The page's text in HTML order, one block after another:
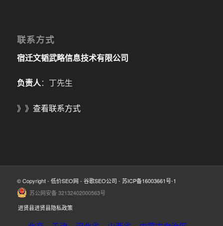
联系方式
宿迁文韬武略信息技术有限公司
负责人：丁先生
》》 查看联系方式
© Copyright - 低价SEO网 - 谷歌SEO公司 - 苏ICP备16003661号-1
苏公网安备 32132402000563号
进贤县进贤县隐私政策